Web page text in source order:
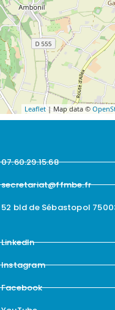
Leaflet| Map data ©
07.60.29.15.68
secretariat@ffmbe.fr
52 bld de Sébastopol
LinkedIn
Instagram
Facebook